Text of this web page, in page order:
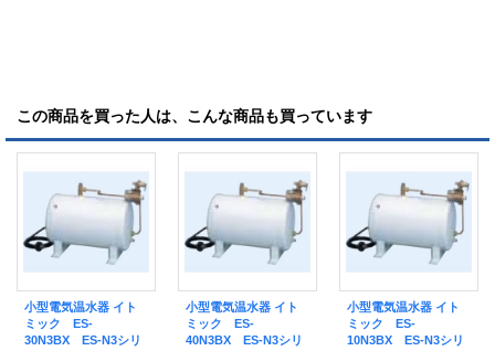
この商品を買った人は、こんな商品も買っています
小型電気温水器 イト
ミック ES-
30N3BX ES-N3シリ
小型電気温水器 イト
ミック ES-
40N3BX ES-N3シリ
小型電気温水器 イト
ミック ES-
10N3BX ES-N3シリ